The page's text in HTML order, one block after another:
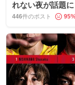
れない夜が話題に
446件のポスト 95